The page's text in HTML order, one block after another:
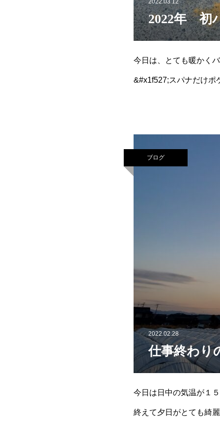
2022.03.12
2022年 初
今日は、とても暖かく
&#x1f527;スパナだけポ
ブログ
2022.02.28
仕事終わり
今日は日中の気温が１
終えて夕日がとても綺